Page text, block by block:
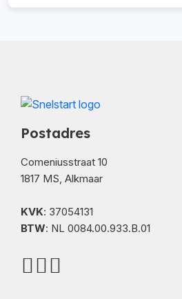
Postadres
Comeniusstraat 10
1817 MS, Alkmaar
KVK: 37054131
BTW: NL 0084.00.933.B.01